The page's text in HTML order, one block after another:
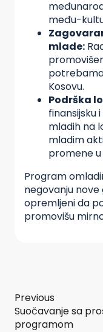
među-
mlade:
Kosovu.
Podrška
finansijsku
mladih na
mladim
promene u
Program
negovanju nove
opremljeni da
promovišu
Previous
Suočavanje sa
programom